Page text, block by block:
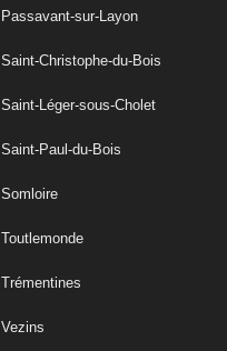
Passavant-sur-Layon
Saint-Christophe-du-Bois
Saint-Léger-sous-Cholet
Saint-Paul-du-Bois
Somloire
Toutlemonde
Trémentines
Vezins